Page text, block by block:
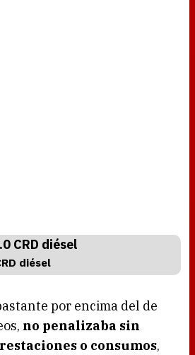
diésel
por encima del de
no penalizaba sin
o consumos,